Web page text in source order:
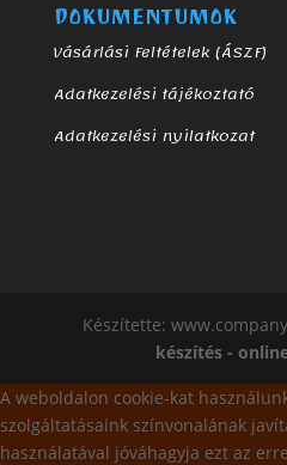
DOKUMENTUMOK
Vásárlási Feltételek (ÁSZF)
Adatkezelési tájékoztató
Adatkezelési nyilatkozat
Készítette:
készítés -
A weboldalon cookie-kat
szolgáltatásaink színvonalának
használatával jóváhagyja ezt az